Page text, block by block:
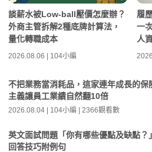
談薪水被Low-ball壓價怎麼辦？
外商主管拆解2種底牌計算法，
量化轉職成本
2026.08.06 | 104小編
履
一
人
不把業務當消耗品，這家連年成長的保
主義讓員工業績自然翻10倍
2026.08.04 | 104小編 | 2366觀看數
英文面試問題「你有哪些優點及缺點？
回答技巧附例句